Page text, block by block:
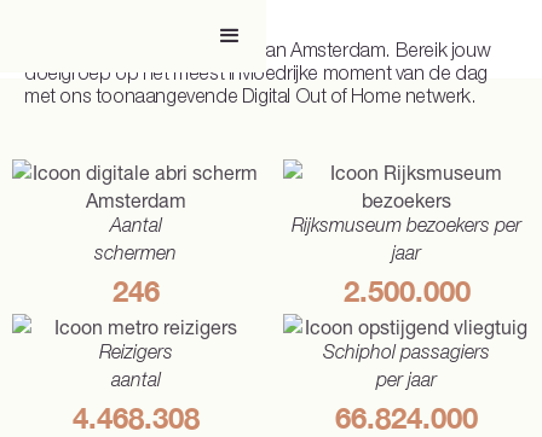
Domineer het metronetwerk van Amsterdam. Bereik jouw
doelgroep op het meest invloedrijke moment van de dag
met ons toonaangevende Digital Out of Home netwerk.
Aantal
schermen
246
Rijksmuseum bezoekers per
jaar
2.500.000
Reizigers
aantal
4.468.308
Schiphol passagiers
per jaar
66.824.000